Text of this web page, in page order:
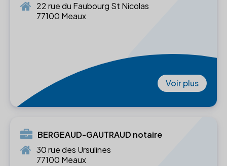
22 rue du Faubourg St Nicolas
77100 Meaux
Voir plus
BERGEAUD-GAUTRAUD notaire
30 rue des Ursulines
77100 Meaux